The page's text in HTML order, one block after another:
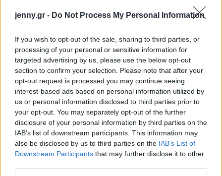
jenny.gr - Do Not Process My Personal Information
If you wish to opt-out of the sale, sharing to third parties, or
processing of your personal or sensitive information for
targeted advertising by us, please use the below opt-out
section to confirm your selection. Please note that after your
opt-out request is processed you may continue seeing
interest-based ads based on personal information utilized by
us or personal information disclosed to third parties prior to
your opt-out. You may separately opt-out of the further
disclosure of your personal information by third parties on the
IAB’s list of downstream participants. This information may
also be disclosed by us to third parties on the IAB’s List of
Downstream Participants that may further disclose it to other
κάποιον τρόπο, αλλά αυτό θα ήταν καταδικασμένο
να αποτύχει κατά τη γνώμη μου".
Το ντοκιμαντέρ έχει αποδειχτεί αρκετά διχαστικό με
μεγάλο μέρος του κοινού να υποστηρίζει τους δύο
άντρες, και πολλούς άλλους να το θεωρούν
μονόπλευρο.